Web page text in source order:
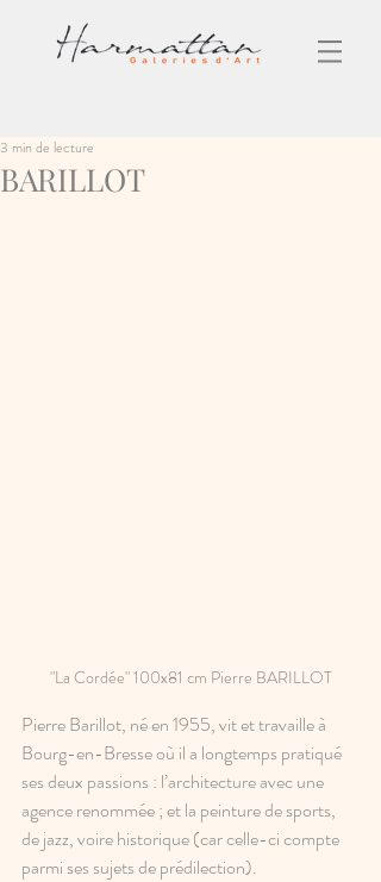
BARILLOT
3 min de lecture
"La Cordée" 100x81 cm Pierre BARILLOT
Pierre Barillot, né en 1955, vit et travaille à
Bourg-en-Bresse où il a longtemps pratiqué
ses deux passions : l’architecture avec une
agence renommée ; et la peinture de sports,
de jazz, voire historique (car celle-ci compte
parmi ses sujets de prédilection).